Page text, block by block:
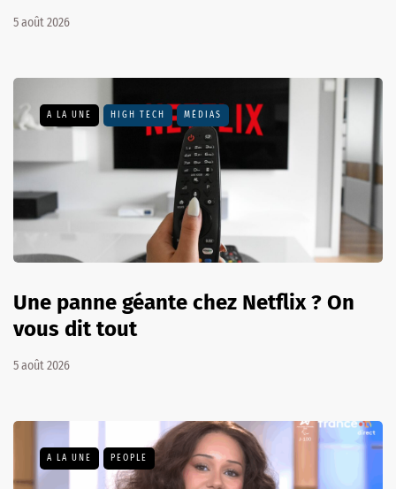
5 août 2026
A LA UNE HIGH TECH MÉDIAS
Une panne géante chez Netflix ? On
vous dit tout
5 août 2026
A LA UNE PEOPLE